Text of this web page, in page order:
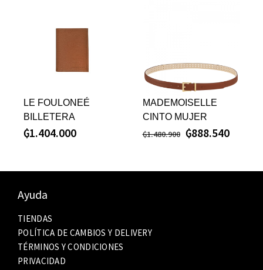
LE FOULONEÉ
BILLETERA
₲1.404.000
MADEMOISELLE
CINTO MUJER
₲1.480.900 ₲888.540
Ayuda
TIENDAS
POLÍTICA DE CAMBIOS Y DELIVERY
TÉRMINOS Y CONDICIONES
PRIVACIDAD